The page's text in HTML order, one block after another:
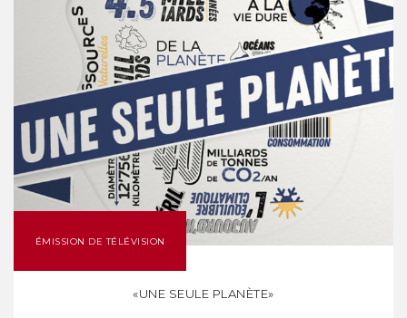
ÉMISSION DE TÉLÉVISION
«UNE SEULE PLANÈTE»